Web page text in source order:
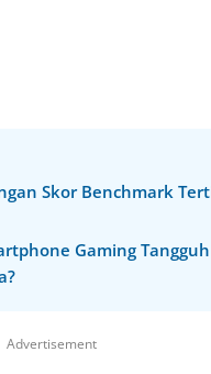
Skor Benchmark
Gaming
Advertisement